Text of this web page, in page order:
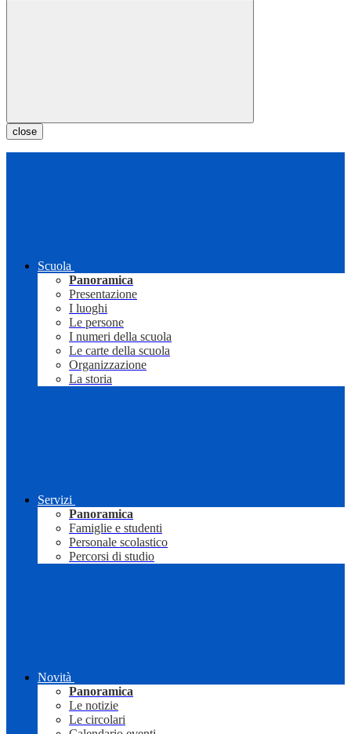
close
Scuola
Panoramica
Presentazione
I luoghi
Le persone
I numeri della scuola
Le carte della scuola
Organizzazione
La storia
Servizi
Panoramica
Famiglie e studenti
Personale scolastico
Percorsi di studio
Novità
Panoramica
Le notizie
Le circolari